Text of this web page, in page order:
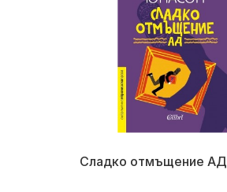
Сладко отмъщение АД